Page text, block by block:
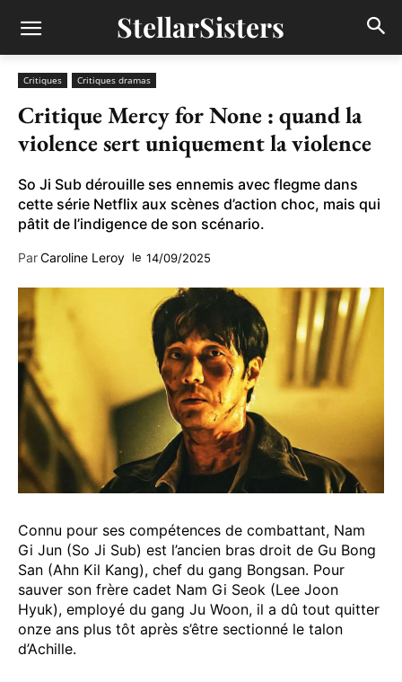
StellarSisters
Critiques Critiques dramas
Critique Mercy for None : quand la
violence sert uniquement la violence
So Ji Sub dérouille ses ennemis avec flegme dans
cette série Netflix aux scènes d’action choc, mais qui
pâtit de l’indigence de son scénario.
ParCaroline Leroy le 14/09/2025
Connu pour ses compétences de combattant, Nam
Gi Jun (So Ji Sub) est l’ancien bras droit de Gu Bong
San (Ahn Kil Kang), chef du gang Bongsan. Pour
sauver son frère cadet Nam Gi Seok (Lee Joon
Hyuk), employé du gang Ju Woon, il a dû tout quitter
onze ans plus tôt après s’être sectionné le talon
d’Achille.